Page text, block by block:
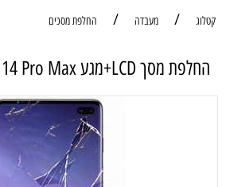
קטלוג / מעבדה / החלפת מסכים
החלפת מסך LCD+מגע Apple iPhone 14 Pro Max אפל